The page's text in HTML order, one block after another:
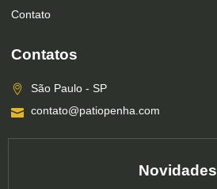
Contato
Contatos
São Paulo - SP
contato@patiopenha.com
Novidades